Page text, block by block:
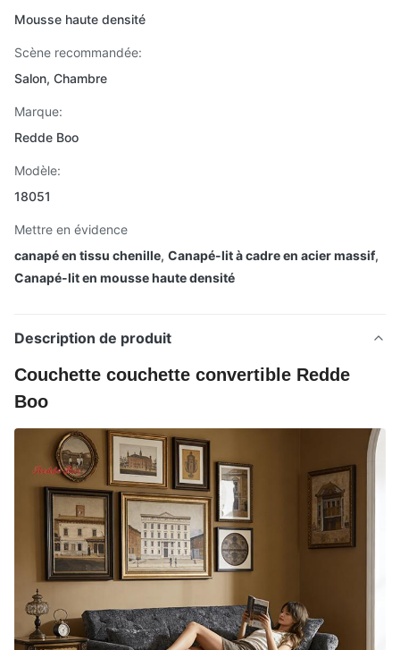
Mousse haute densité
Scène recommandée:
Salon, Chambre
Marque:
Redde Boo
Modèle:
18051
Mettre en évidence
canapé en tissu chenille, Canapé-lit à cadre en acier massif,
Canapé-lit en mousse haute densité
Description de produit
Couchette couchette convertible Redde
Boo